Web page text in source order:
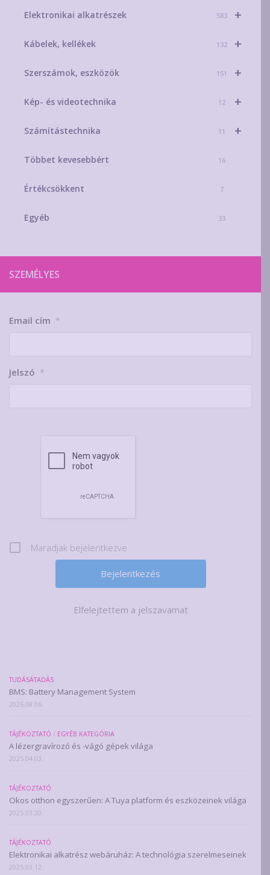
+
Elektronikai alkatrészek 583
+
Kábelek, kellékek 132
+
Szerszámok, eszközök 151
+
Kép- és videotechnika 12
+
Számítástechnika 11
Többet kevesebbért 16
Értékcsökkent 7
Egyéb 33
SZEMÉLYES
Email cím *
Jelszó *
Maradjak bejelentkezve
Elfelejtettem a jelszavamat
TUDÁSÁTADÁS
BMS: Battery Management System
2026.08.06.
TÁJÉKOZTATÓ / EGYÉB KATEGÓRIA
A lézergravírozó és -vágó gépek világa
2025.04.03.
TÁJÉKOZTATÓ
Okos otthon egyszerűen: A Tuya platform és eszközeinek világa
2025.03.20.
TÁJÉKOZTATÓ
Elektronikai alkatrész webáruház: A technológia szerelmeseinek
2025.03.12.